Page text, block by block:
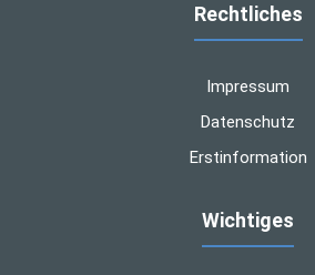
Rechtliches
Impressum
Datenschutz
Erstinformation
Wichtiges